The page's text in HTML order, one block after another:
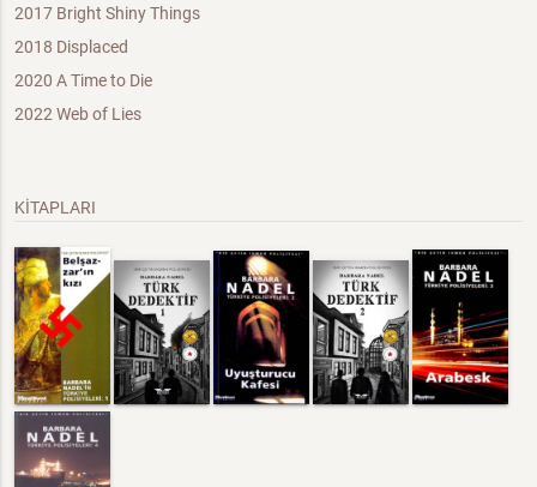
2017 Bright Shiny Things
2018 Displaced
2020 A Time to Die
2022 Web of Lies
KİTAPLARI